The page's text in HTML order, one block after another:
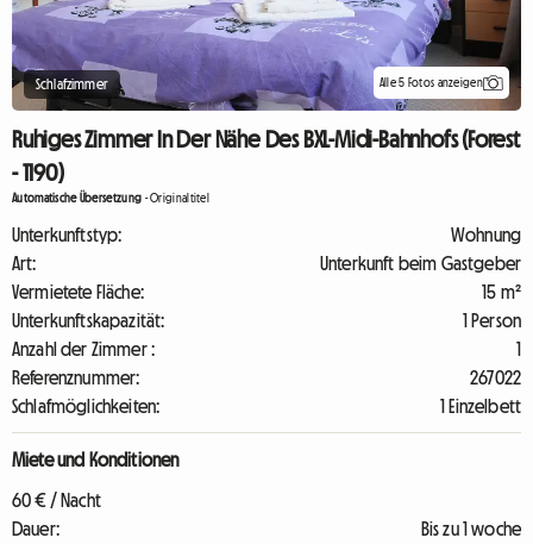
Schlafzimmer Alle 5 Fotos anzeigen
Ruhiges Zimmer In Der Nähe Des BXL-Midi-Bahnhofs (Forest
- 1190)
Automatische Übersetzung -Originaltitel
Unterkunftstyp:
Wohnung
Art:
Unterkunft beim Gastgeber
Vermietete Fläche:
15 m²
Unterkunftskapazität:
1 Person
Anzahl der Zimmer :
1
Referenznummer:
267022
Schlafmöglichkeiten:
1 Einzelbett
Miete und Konditionen
60 € / Nacht
Dauer:
Bis zu 1 woche